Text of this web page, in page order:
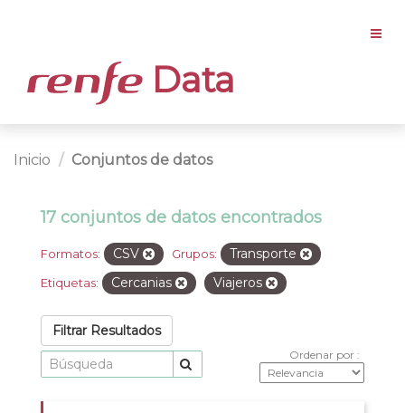
Data
Inicio Conjuntos de datos
17 conjuntos de datos encontrados
Formatos: CSV Grupos: Transporte
Etiquetas: Cercanias Viajeros
Filtrar Resultados
Ordenar por